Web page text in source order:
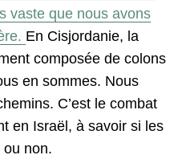
vaste que nous avons
En Cisjordanie, la
composée de colons
en sommes. Nous
C’est le combat
en Israël, à savoir si les
ou non.